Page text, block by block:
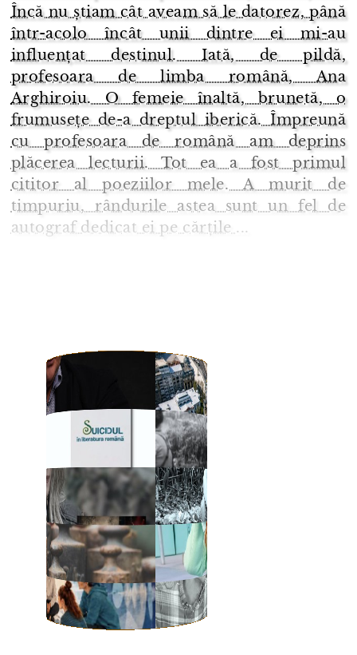
Încă nu știam cât aveam să le datorez, până
într-acolo încât unii dintre ei mi-au
influențat destinul. Iată, de pildă,
profesoara de limba română, Ana
Arghiroiu. O femeie înaltă, brunetă, o
frumusețe de-a dreptul iberică. Împreună
cu profesoara de română am deprins
plăcerea lecturii. Tot ea a fost primul
cititor al poeziilor mele. A murit de
timpuriu, rândurile astea sunt un fel de
autograf dedicat ei pe cărțile ...